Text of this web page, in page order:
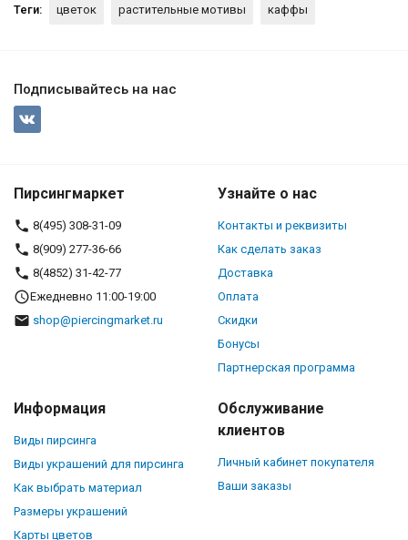
Теги: цветок растительные мотивы каффы
Подписывайтесь на нас
Пирсингмаркет
8(495) 308-31-09
8(909) 277-36-66
8(4852) 31-42-77
Ежедневно 11:00-19:00
shop@piercingmarket.ru
Узнайте о нас
Контакты и реквизиты
Как сделать заказ
Доставка
Оплата
Скидки
Бонусы
Партнерская программа
Информация
Виды пирсинга
Виды украшений для пирсинга
Как выбрать материал
Размеры украшений
Карты цветов
Обслуживание
клиентов
Личный кабинет покупателя
Ваши заказы